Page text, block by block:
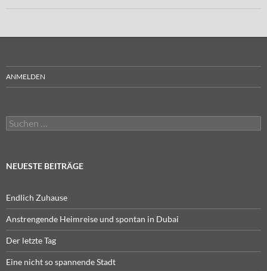
ANMELDEN
Suchen
nach:
NEUESTE BEITRÄGE
Endlich Zuhause
Anstrengende Heimreise und spontan in Dubai
Der letzte Tag
Eine nicht so spannende Stadt